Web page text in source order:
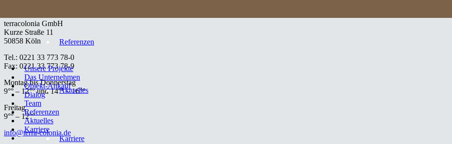
Referenzen
Aktuelles
Karriere
Unsere Projekte
Das Unternehmen
Objekt-Ankauf
Dialog
Team
Referenzen
Aktuelles
Karriere
terracolonia GmbH
Kurze Straße 11
50858 Köln
Tel.: 0221 33 773 78-0
Fax: 0221 33 773 78-9
Montag bis Donnerstag
9°° – 12°° und 14°° – 16°°
Freitag
9°° – 12°°
info@terra-colonia.de